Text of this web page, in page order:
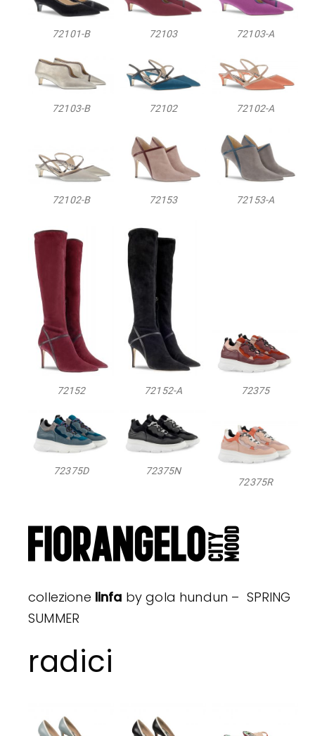
72101-B 72103 72103-A
72103-B 72102 72102-A
72102-B 72153 72153-A
72152 72152-A 72375
72375D
72375N
72375R
collezione linfa by gola hundun – SPRING
SUMMER
radici